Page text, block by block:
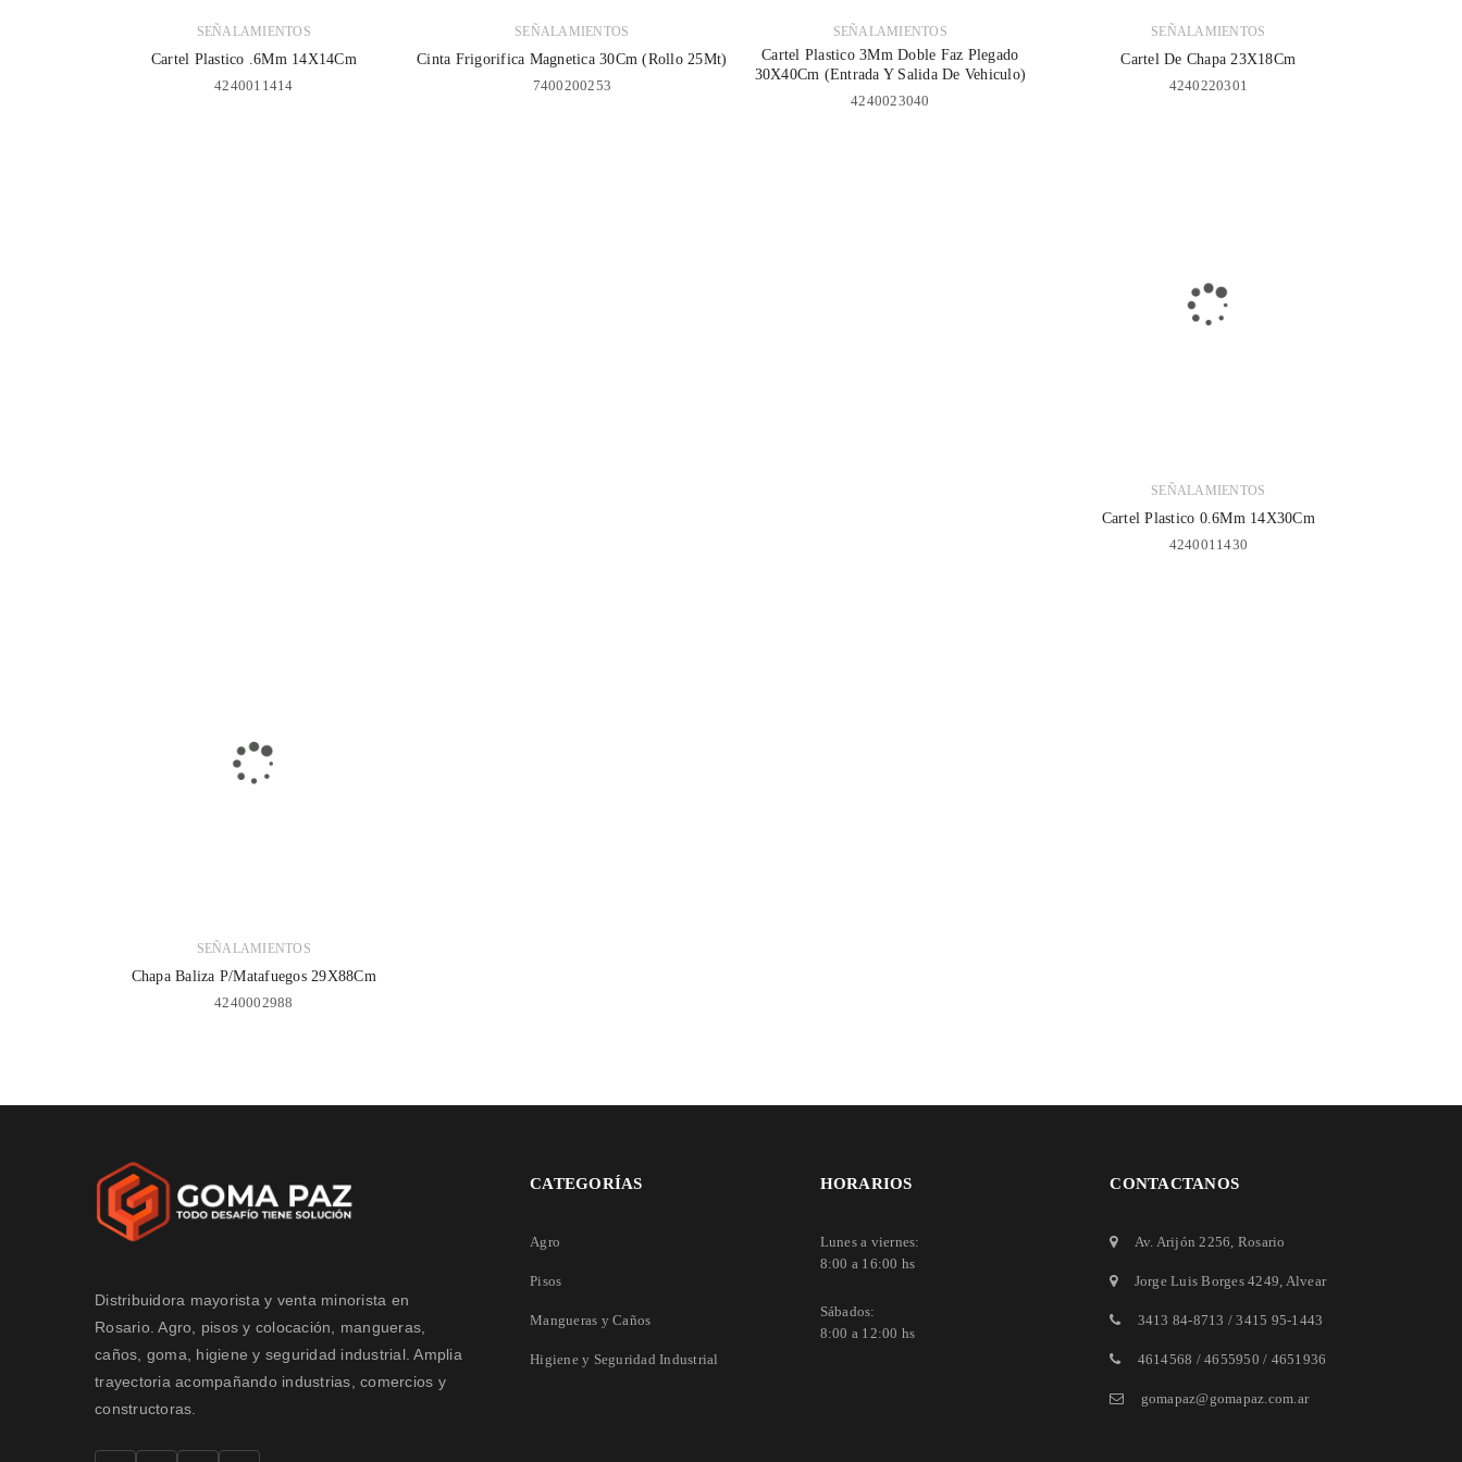
Nombre de usuario o correo electrónico
SEÑALAMIENTOS
Cartel Plastico .6Mm 14X14Cm
4240011414
SEÑALAMIENTOS
Cinta Frigorifica Magnetica 30Cm (Rollo 25Mt)
7400200253
SEÑALAMIENTOS
Cartel Plastico 3Mm Doble Faz Plegado
30X40Cm (Entrada Y Salida De Vehiculo)
4240023040
SEÑALAMIENTOS
Cartel De Chapa 23X18Cm
4240220301
SEÑALAMIENTOS
Cartel Plastico 0.6Mm 14X30Cm
4240011430
SEÑALAMIENTOS
Chapa Baliza P/Matafuegos 29X88Cm
4240002988
Distribuidora mayorista y venta minorista en
Rosario. Agro, pisos y colocación, mangueras,
caños, goma, higiene y seguridad industrial. Amplia
trayectoria acompañando industrias, comercios y
constructoras.
CATEGORÍAS
Agro
Pisos
Mangueras y Caños
Higiene y Seguridad Industrial
HORARIOS
Lunes a viernes:
8:00 a 16:00 hs
Sábados:
8:00 a 12:00 hs
CONTACTANOS
Av. Arijón 2256, Rosario
Jorge Luis Borges 4249, Alvear
3413 84-8713 /3415 95-1443
4614568 / 4655950 / 4651936
gomapaz@gomapaz.com.ar